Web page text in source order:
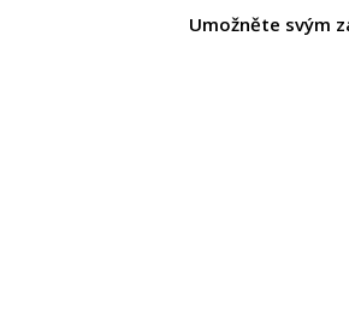
Umožněte svým